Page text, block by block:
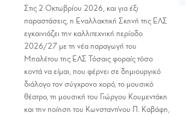
Στις 2 Οκτωβρίου 2026, και για έξι
παραστάσεις, η Εναλλακτική Σκηνή της ΕΛΣ
εγκαινιάζει την καλλιτεχνική περίοδο
2026/27 με τη νέα παραγωγή του
Μπαλέτου της ΕΛΣ Τόσαις φοραίς τόσο
κοντά να είμαι, που φέρνει σε δημιουργικό
διάλογο τον σύγχρονο χορό, το μουσικό
θέατρο, τη μουσική του Γιώργου Κουμεντάκη
και την ποίηση του Κωνσταντίνου Π. Καβάφη,